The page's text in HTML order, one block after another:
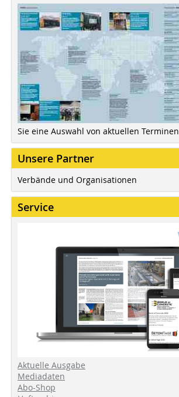
Sie eine Auswahl von aktuellen Terminen
Unsere Partner
Verbände und Organisationen
Service
Aktuelle Ausgabe
Mediadaten
Abo-Shop